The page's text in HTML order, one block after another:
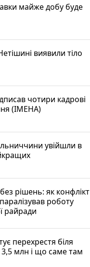
майже добу буде
виявили тіло
чотири кадрові
(ІМЕНА)
увійшли в
рішень: як конфлікт
роботу
райради
перехрестя біля
3,5 млн і що саме там